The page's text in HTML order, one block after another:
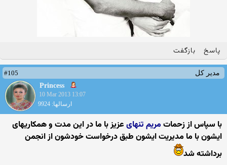
پاسخ بازگفت
مدیر کل
#105
Princess
10 Mar 2013 13:07
ارسالها: 9924
با سپاس از زحمات مریم تنهای عزیز با ما در این مدت و همکاریهای
ایشون با ما مدیریت ایشون طبق درخواست خودشون از انجمن
برداشته شد